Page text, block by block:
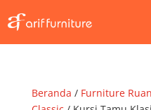
Beranda / Furniture